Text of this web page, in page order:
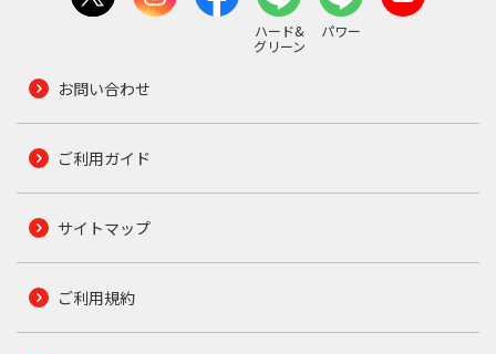
ハード&
グリーン
パワー
お問い合わせ
ご利用ガイド
サイトマップ
ご利用規約